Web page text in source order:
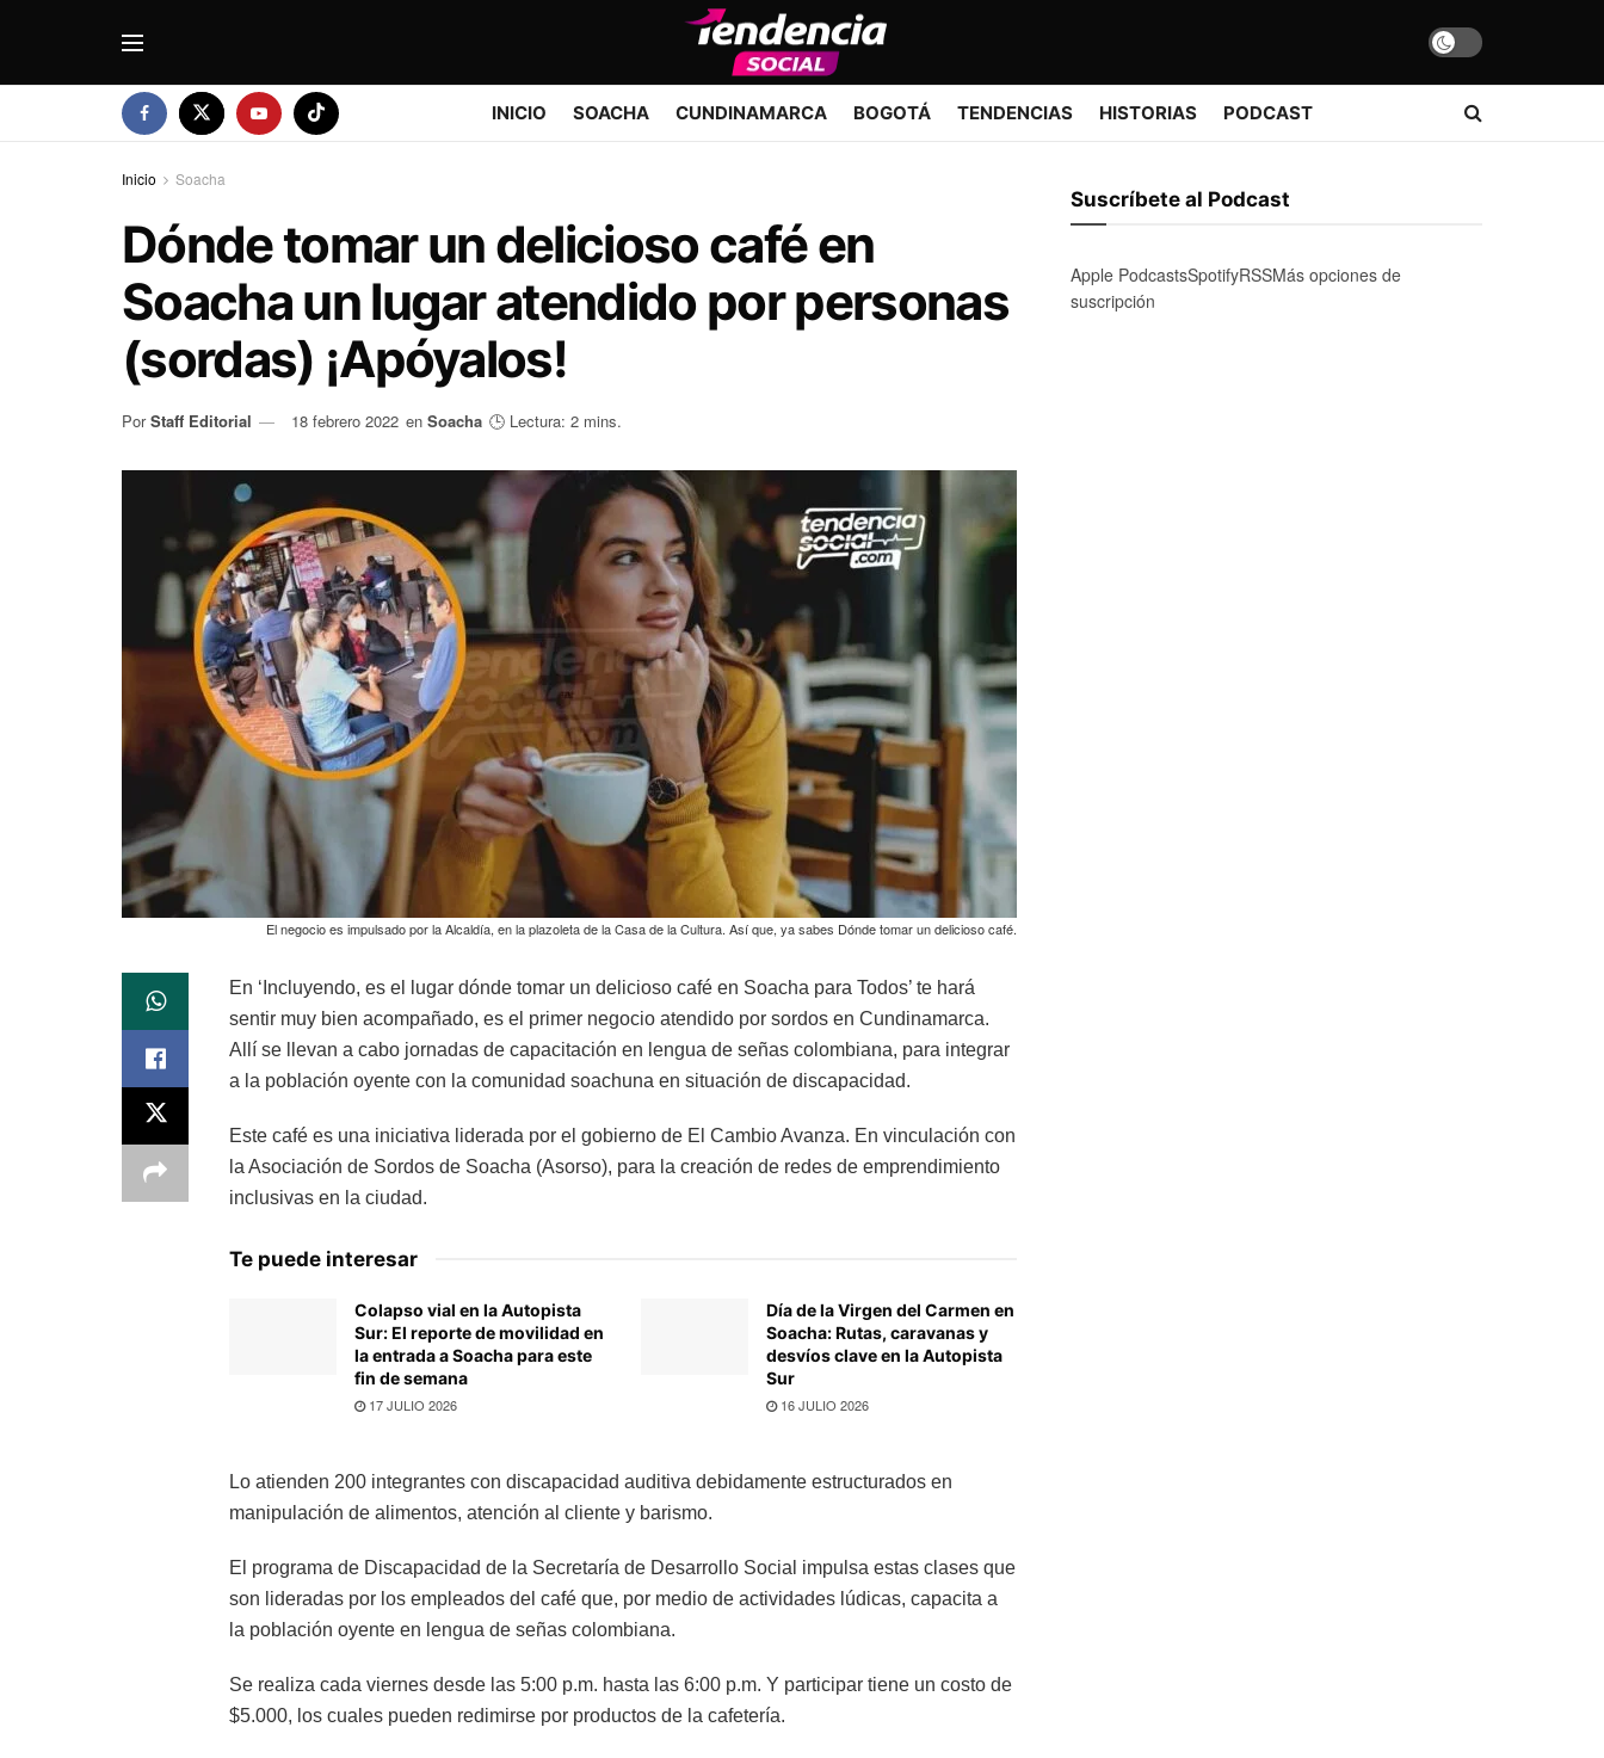
INICIO SOACHA CUNDINAMARCA BOGOTÁ TENDENCIAS HISTORIAS PODCAST
Inicio Soacha
Dónde tomar un delicioso café en
Soacha un lugar atendido por personas
(sordas) ¡Apóyalos!
Por Staff Editorial 18 febrero 2022 en Soacha 🕒 Lectura: 2 mins.
El negocio es impulsado por la Alcaldía, en la plazoleta de la Casa de la Cultura. Así que, ya sabes Dónde tomar un delicioso café.
En ‘Incluyendo, es el lugar dónde tomar un delicioso café en Soacha para Todos’ te hará
sentir muy bien acompañado, es el primer negocio atendido por sordos en Cundinamarca.
Allí se llevan a cabo jornadas de capacitación en lengua de señas colombiana, para integrar
a la población oyente con la comunidad soachuna en situación de discapacidad.
Este café es una iniciativa liderada por el gobierno de El Cambio Avanza. En vinculación con
la Asociación de Sordos de Soacha (Asorso), para la creación de redes de emprendimiento
inclusivas en la ciudad.
Te puede interesar
Colapso vial en la Autopista
Sur: El reporte de movilidad en
la entrada a Soacha para este
fin de semana
17 JULIO 2026
Día de la Virgen del Carmen en
Soacha: Rutas, caravanas y
desvíos clave en la Autopista
Sur
16 JULIO 2026
Lo atienden 200 integrantes con discapacidad auditiva debidamente estructurados en
manipulación de alimentos, atención al cliente y barismo.
El programa de Discapacidad de la Secretaría de Desarrollo Social impulsa estas clases que
son lideradas por los empleados del café que, por medio de actividades lúdicas, capacita a
la población oyente en lengua de señas colombiana.
Se realiza cada viernes desde las 5:00 p.m. hasta las 6:00 p.m. Y participar tiene un costo de
$5.000, los cuales pueden redimirse por productos de la cafetería.
Suscríbete al Podcast
Apple PodcastsSpotifyRSSMás opciones de
suscripción